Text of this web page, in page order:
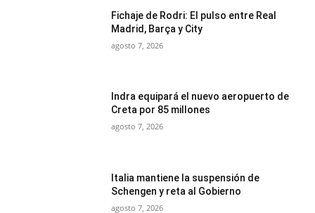
Fichaje de Rodri: El pulso entre Real
Madrid, Barça y City
agosto 7, 2026
Indra equipará el nuevo aeropuerto de
Creta por 85 millones
agosto 7, 2026
Italia mantiene la suspensión de
Schengen y reta al Gobierno
agosto 7, 2026